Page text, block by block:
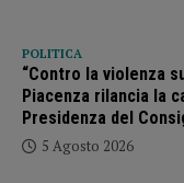
POLITICA
“Contro la violenza
Piacenza rilancia la
Presidenza del
5 Agosto 2026